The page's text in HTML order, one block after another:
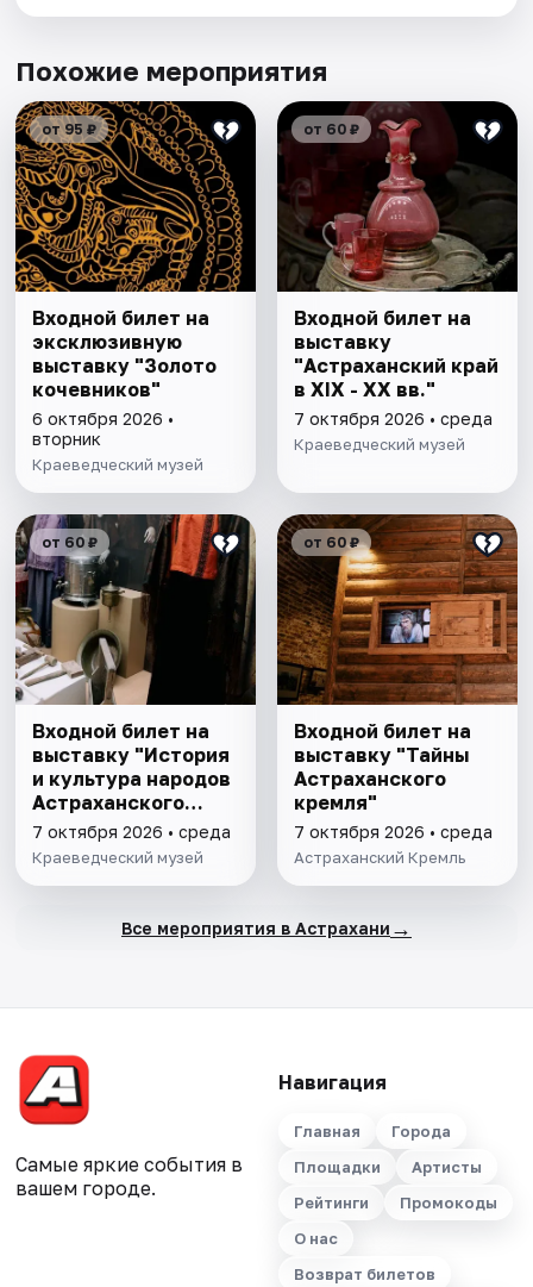
Похожие мероприятия
от 95 ₽
Входной билет на
эксклюзивную
выставку "Золото
кочевников"
6 октября 2026 •
вторник
Краеведческий музей
от 60 ₽
Входной билет на
выставку
"Астраханский край
в XIX - XX вв."
7 октября 2026 • среда
Краеведческий музей
от 60 ₽
Входной билет на
выставку "История
и культура народов
Астраханского
края"
7 октября 2026 • среда
Краеведческий музей
от 60 ₽
Входной билет на
выставку "Тайны
Астраханского
кремля"
7 октября 2026 • среда
Астраханский Кремль
Все мероприятия в Астрахани →
Самые яркие события в
вашем городе.
Навигация
Главная
Города
Площадки
Артисты
Рейтинги
Промокоды
О нас
Возврат билетов